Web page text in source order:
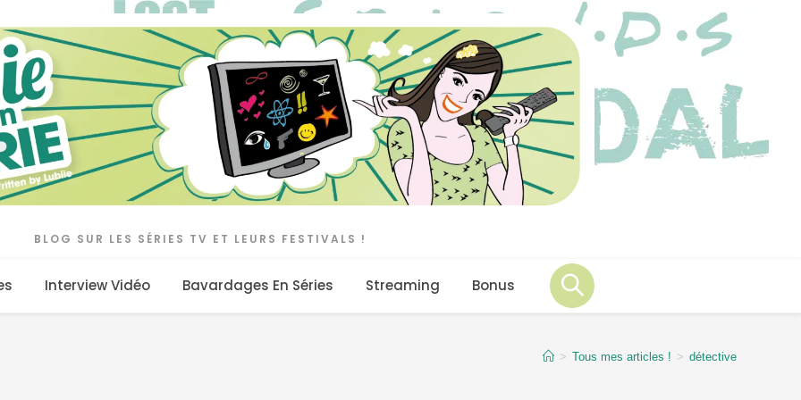
BLOG SUR LES SÉRIES TV ET LEURS FESTIVALS !
Interview Vidéo Bavardages En Séries Streaming Bonus
> Tous mes articles ! > détective